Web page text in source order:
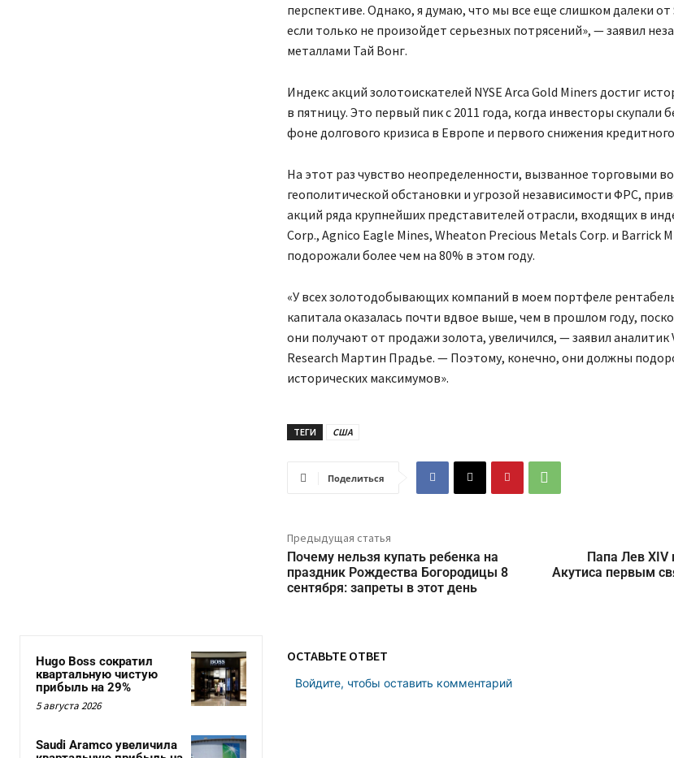
перспективе. Однако, я думаю, что мы все еще слишком далеки от
если только не произойдет серьезных потрясений», — заявил
металлами Тай Вонг.
Индекс акций золотоискателей NYSE Arca Gold Miners достиг
в пятницу. Это первый пик с 2011 года, когда инвесторы скупали
фоне долгового кризиса в Европе и первого снижения
На этот раз чувство неопределенности, вызванное торговыми
геополитической обстановки и угрозой независимости ФРС,
акций ряда крупнейших представителей отрасли, входящих в
Corp., Agnico Eagle Mines, Wheaton Precious Metals Corp. и Barrick
подорожали более чем на 80% в этом году.
«У всех золотодобывающих компаний в моем портфеле
капитала оказалась почти вдвое выше, чем в прошлом году,
они получают от продажи золота, увеличился, — заявил
Research Мартин Прадье. — Поэтому, конечно, они должны
исторических максимумов».
ТЕГИ США
Поделиться
Предыдущая статья
Почему нельзя купать ребенка на
праздник Рождества Богородицы 8
сентября: запреты в этот день
Папа Лев XIV
Акутиса первым
Hugo Boss сократил
квартальную чистую
прибыль на 29%
5 августа 2026
Saudi Aramco увеличила
ОСТАВЬТЕ ОТВЕТ
Войдите, чтобы оставить комментарий